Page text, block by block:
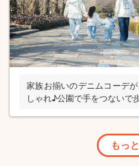
家族お揃いのデニムコーデ
しゃれ♪公園で手をつないで
もっ